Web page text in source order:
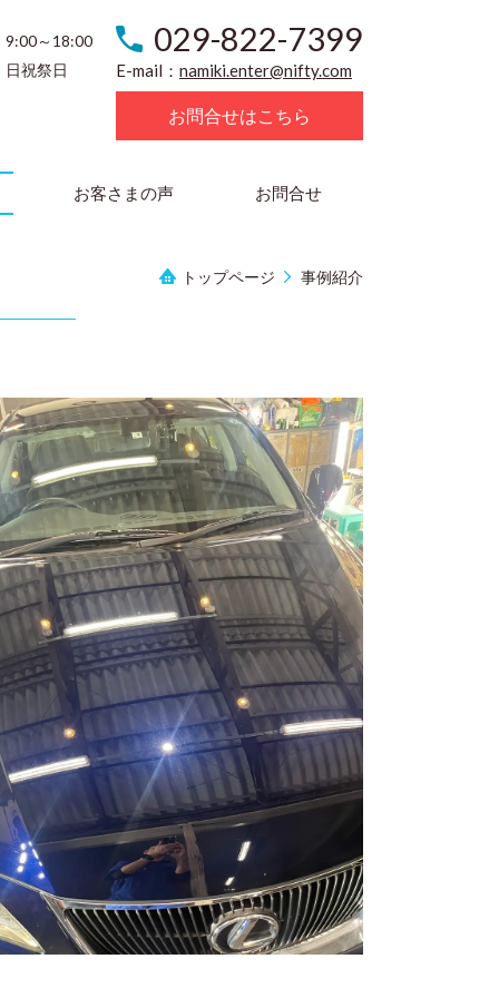
9:00～18:00
日祝祭日
029-822-7399
E-mail： namiki.enter@nifty.com
お問合せはこちら
お客さまの声 お問合せ
トップページ 事例紹介